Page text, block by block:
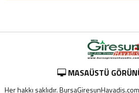
MASAÜSTÜ
Her hakkı saklıdır.